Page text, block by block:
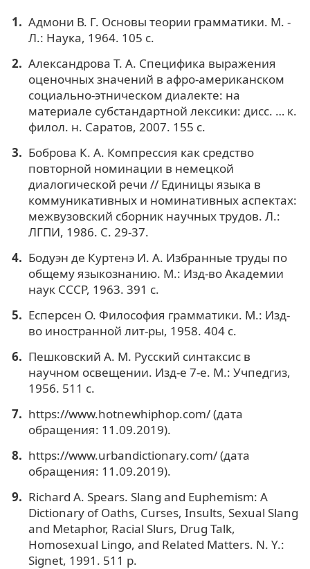
Адмони В. Г. Основы теории грамматики. М. -
Л.: Наука, 1964. 105 с.
Александрова Т. А. Специфика выражения
оценочных значений в афро-американском
социально-этническом диалекте: на
материале субстандартной лексики: дисс. … к.
филол. н. Саратов, 2007. 155 с.
Боброва К. А. Компрессия как средство
повторной номинации в немецкой
диалогической речи // Единицы языка в
коммуникативных и номинативных аспектах:
межвузовский сборник научных трудов. Л.:
ЛГПИ, 1986. С. 29-37.
Бодуэн де Куртенэ И. А. Избранные труды по
общему языкознанию. М.: Изд-во Академии
наук СССР, 1963. 391 с.
Есперсен О. Философия грамматики. М.: Изд-
во иностранной лит-ры, 1958. 404 с.
Пешковский А. М. Русский синтаксис в
научном освещении. Изд-е 7-е. М.: Учпедгиз,
1956. 511 с.
https://www.hotnewhiphop.com/ (дата
обращения: 11.09.2019).
https://www.urbandictionary.com/ (дата
обращения: 11.09.2019).
Richard A. Spears. Slang and Euphemism: A
Dictionary of Oaths, Curses, Insults, Sexual Slang
and Metaphor, Racial Slurs, Drug Talk,
Homosexual Lingo, and Related Matters. N. Y.:
Signet, 1991. 511 p.